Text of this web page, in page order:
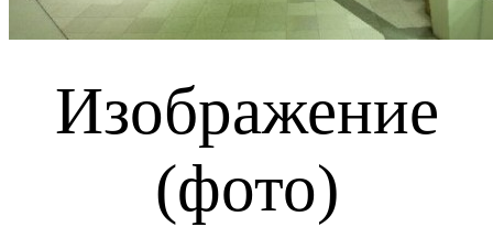
Изображение
(фото)